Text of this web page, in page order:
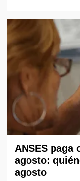
ANSES paga
agosto:
agosto